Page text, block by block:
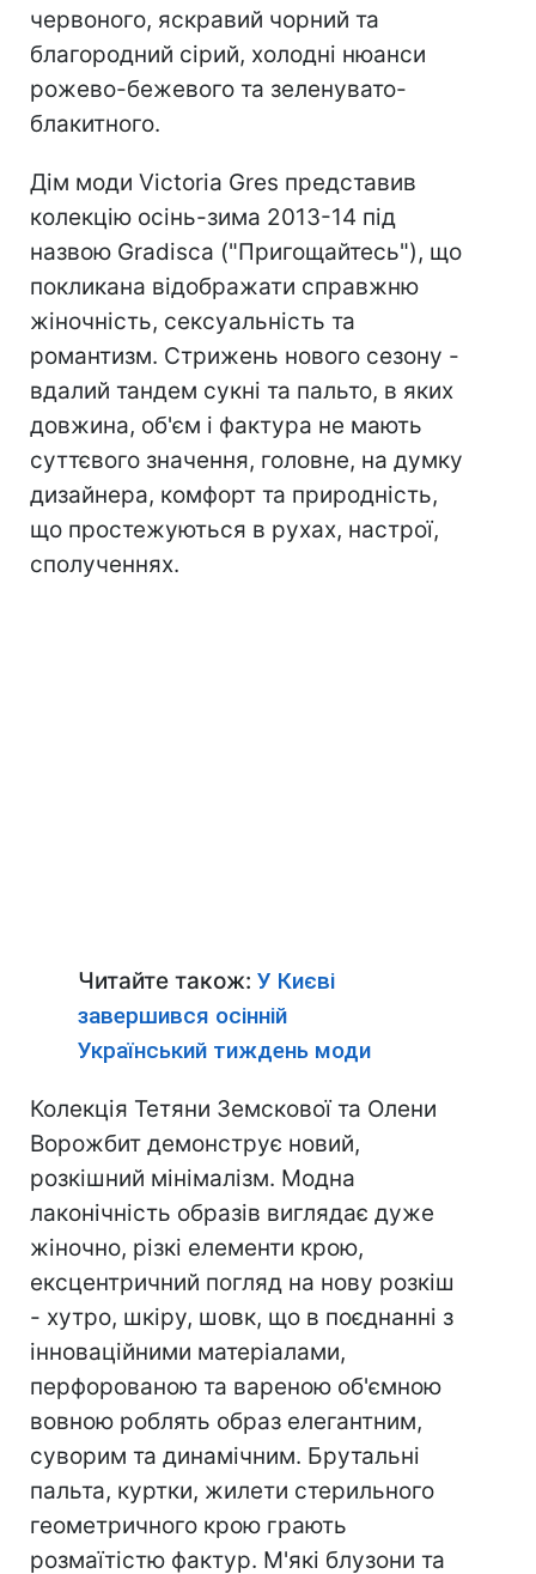
червоного, яскравий чорний та
благородний сірий, холодні нюанси
рожево-бежевого та зеленувато-
блакитного.
Дім моди Victoria Gres представив
колекцію осінь-зима 2013-14 під
назвою Gradisca ("Пригощайтесь"), що
покликана відображати справжню
жіночність, сексуальність та
романтизм. Стрижень нового сезону -
вдалий тандем сукні та пальто, в яких
довжина, об'єм і фактура не мають
суттєвого значення, головне, на думку
дизайнера, комфорт та природність,
що простежуються в рухах, настрої,
сполученнях.
Читайте також: У Києві
завершився осінній
Український тиждень моди
Колекція Тетяни Земскової та Олени
Ворожбит демонструє новий,
розкішний мінімалізм. Модна
лаконічність образів виглядає дуже
жіночно, різкі елементи крою,
ексцентричний погляд на нову розкіш
- хутро, шкіру, шовк, що в поєднанні з
інноваційними матеріалами,
перфорованою та вареною об'ємною
вовною роблять образ елегантним,
суворим та динамічним. Брутальні
пальта, куртки, жилети стерильного
геометричного крою грають
розмаїтістю фактур. М'які блузони та